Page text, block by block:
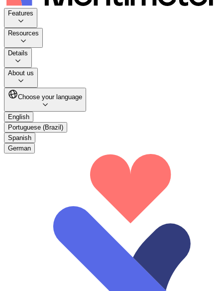
Features
Resources
Details
About us
Choose your language
English
Portuguese (Brazil)
Spanish
German